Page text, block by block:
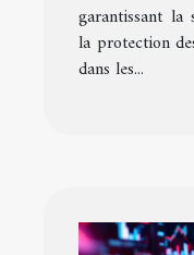
garantissant la
la protection
dans les...